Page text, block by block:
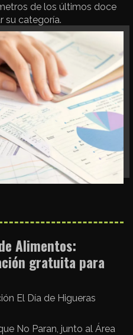
de los últimos doce
su categoría.
Alimentos:
gratuita para
El Día de Higueras
No Paran, junto al Área